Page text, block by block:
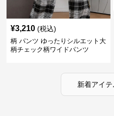
¥3,210 (税込)
柄 パンツ ゆったりシルエット大
柄チェック柄ワイドパンツ
新着アイ